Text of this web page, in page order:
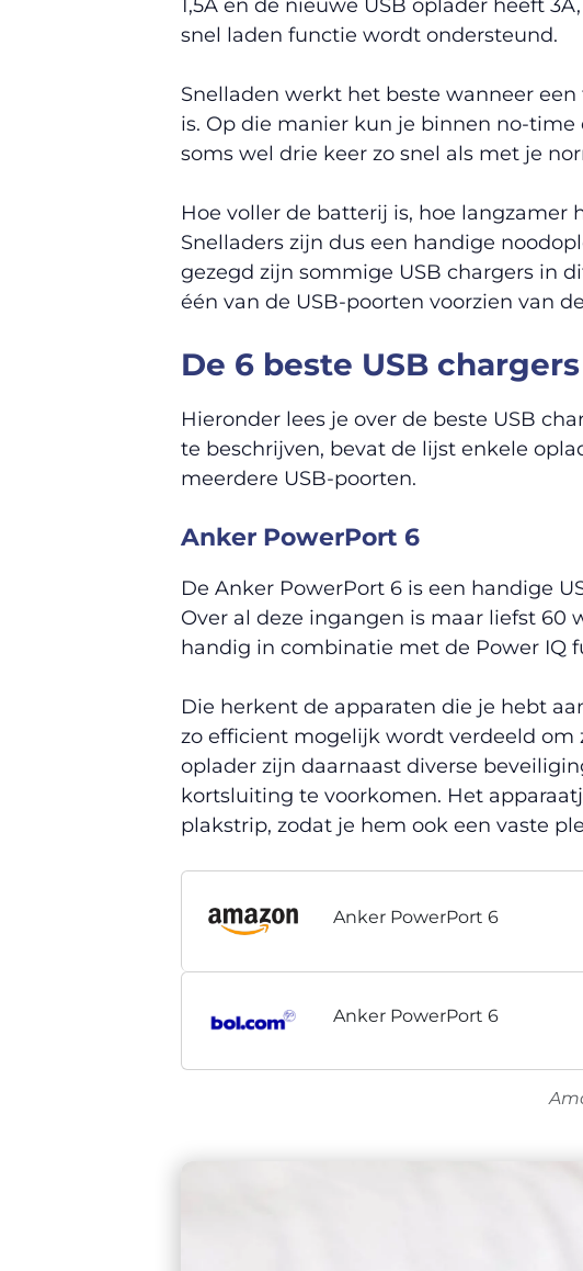
1,5A en de nieuwe USB oplader heeft
snel laden functie wordt ondersteund.
Snelladen werkt het beste wanneer
is. Op die manier kun je binnen no-
soms wel drie keer zo snel als met je
Hoe voller de batterij is, hoe langzamer
Snelladers zijn dus een handige
gezegd zijn sommige USB chargers in
één van de USB-poorten voorzien van
De 6 beste USB chargers
Hieronder lees je over de beste USB
te beschrijven, bevat de lijst enkele
meerdere USB-poorten.
Anker PowerPort 6
De Anker PowerPort 6 is een handige
Over al deze ingangen is maar liefst 60
handig in combinatie met de Power IQ
Die herkent de apparaten die je hebt
zo efficient mogelijk wordt verdeeld
oplader zijn daarnaast diverse
kortsluiting te voorkomen. Het
plakstrip, zodat je hem ook een vaste
Anker PowerPort 6
Anker PowerPort 6